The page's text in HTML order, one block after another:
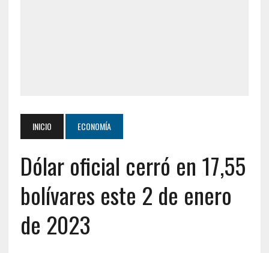
INICIO ECONOMÍA
Dólar oficial cerró en 17,55
bolívares este 2 de enero
de 2023